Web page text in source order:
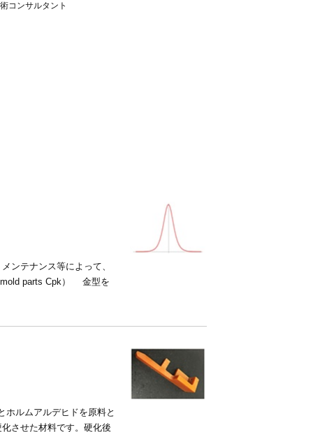
コンサルタント
ンテナンス等によって、
mold parts Cpk） 金型を
ルムアルデヒドを原料と
させた材料です。硬化後